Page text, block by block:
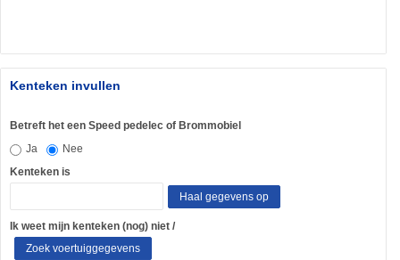
Kenteken invullen
Betreft het een Speed pedelec of Brommobiel
Ja Nee
Kenteken is
Haal gegevens op
Ik weet mijn kenteken (nog) niet
Zoek voertuiggegevens